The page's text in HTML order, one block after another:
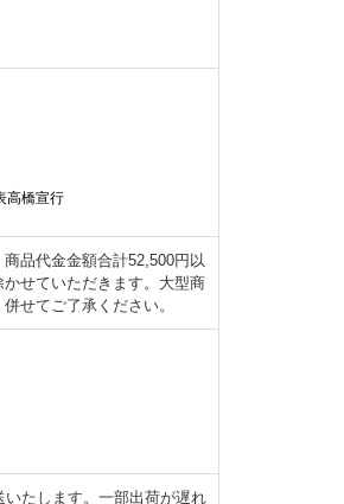
高橋宣行
品代金金額合計52,500円以
せていただきます。大型商
せてご了承ください。
たします。一部出荷が遅れ